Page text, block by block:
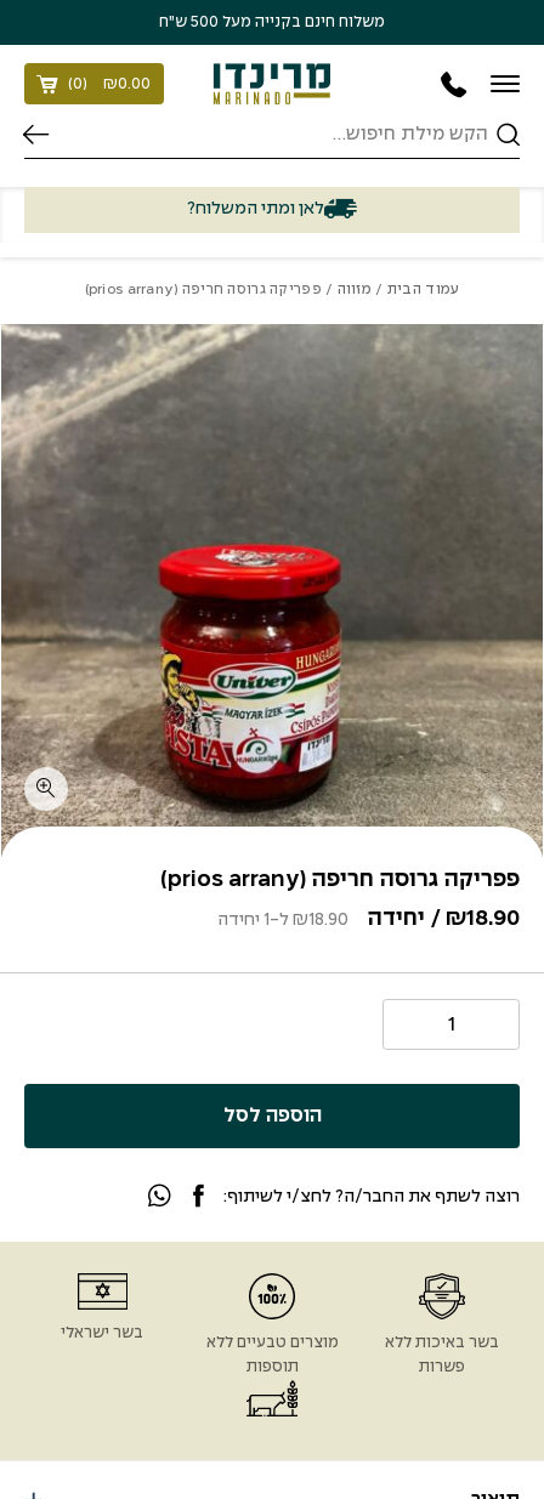
משלוח חינם בקנייה מעל 500 ש״ח
חיפוש
₪0.00
(
0
)
לאן ומתי המשלוח?
עמוד הבית / מזווה / פפריקה גרוסה חריפה (prios arrany)
פפריקה גרוסה חריפה (prios arrany)
₪18.90 / יחידה ₪18.90 ל-1 יחידה
כמות פפריקה גרוסה חריפה (prios arrany)
הוספה לסל
רוצה לשתף את החבר/ה? לחצ/י לשיתוף:
בשר באיכות ללא
פשרות
מוצרים טבעיים ללא
תוספות
בשר ישראלי